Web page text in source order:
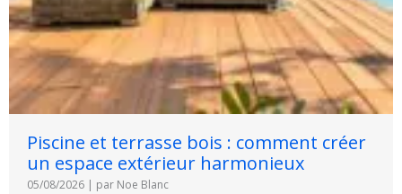
Piscine et terrasse bois : comment créer
un espace extérieur harmonieux
05/08/2026 | par Noe Blanc